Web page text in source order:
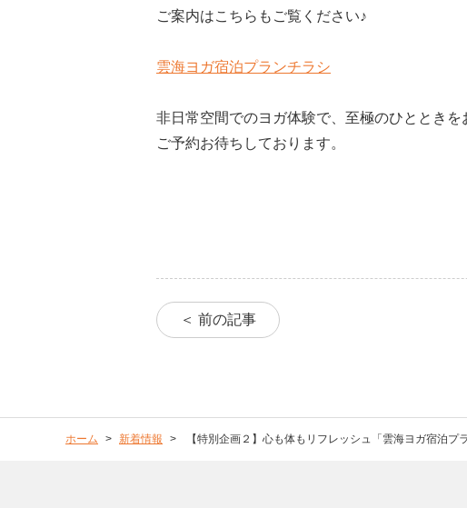
ご案内はこちらもご覧ください♪
雲海ヨガ宿泊プランチラシ
非日常空間でのヨガ体験で、至極のひとときを
ご予約お待ちしております。
＜ 前の記事
ホーム 新着情報 【特別企画２】心も体もリフレッシュ「雲海ヨガ宿泊プ